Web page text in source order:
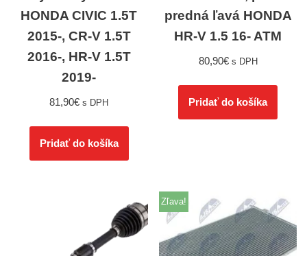
HONDA CIVIC 1.5T
2015-, CR-V 1.5T
2016-, HR-V 1.5T
2019-
81,90€ s DPH
Pridať do košíka
predná ľavá HONDA
HR-V 1.5 16- ATM
80,90€ s DPH
Pridať do košíka
Zľava!